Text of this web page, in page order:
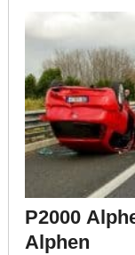
P2000
Alphen